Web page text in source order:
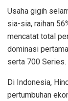
Usaha gigih
sia-sia, raihan
mencatat total
dominasi
serta 700 Series.
Di Indonesia,
pertumbuhan